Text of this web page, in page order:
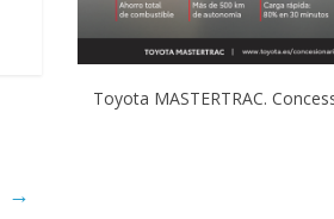
→
Toyota MASTERTRAC.